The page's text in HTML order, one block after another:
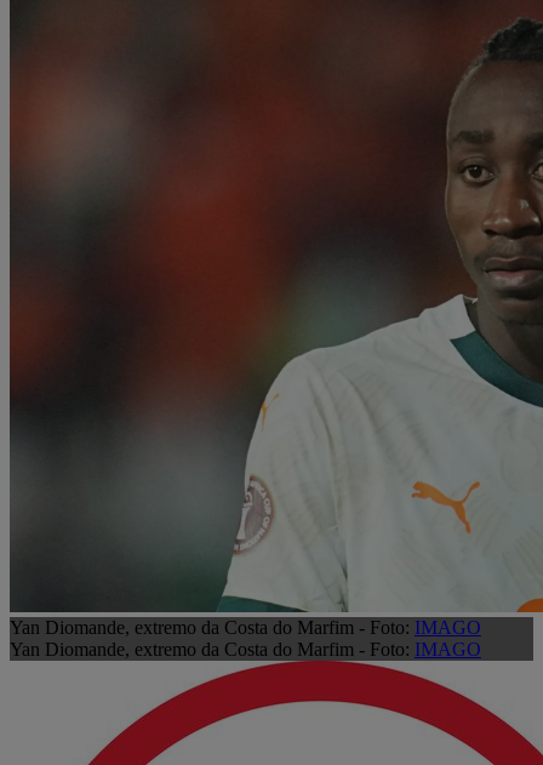
Yan Diomande, extremo da Costa do Marfim - Foto: IMAGO
Yan Diomande, extremo da Costa do Marfim - Foto: IMAGO